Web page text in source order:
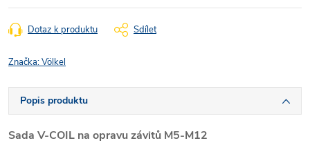
Dotaz k produktu Sdílet
Značka:Völkel
Popis produktu
Sada V-COIL na opravu závitů M5-M12